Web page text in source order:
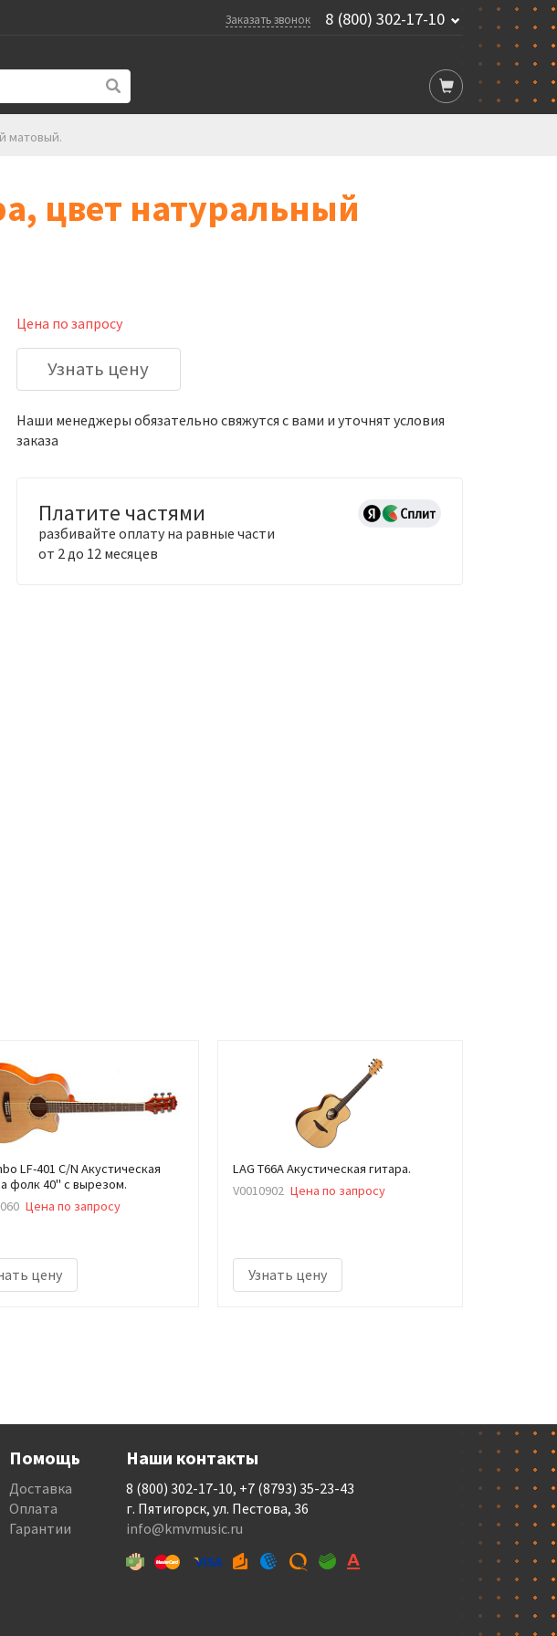
Заказать звонок 8 (800) 302-17-10
матовый.
цвет натуральный
Цена по запросу
Узнать цену
Наши менеджеры обязательно свяжутся с вами и уточнят условия
заказа
Платите частями
разбивайте оплату на равные части
от 2 до 12 месяцев
LF-401 C/N Акустическая
фолк 40" с вырезом.
Цена по запросу
цену
LAG T66A Акустическая гитара.
V0010902 Цена по запросу
Узнать цену
Помощь
Доставка
Оплата
Гарантии
Наши контакты
8 (800) 302-17-10, +7 (8793) 35-23-43
г. Пятигорск, ул. Пестова, 36
info@kmvmusic.ru